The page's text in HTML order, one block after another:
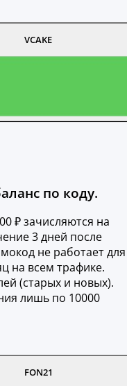
VCAKE
по коду.
₽ зачисляются на
3 дней после
не работает для
на всем трафике.
(старых и новых).
лишь по 10000
FON21